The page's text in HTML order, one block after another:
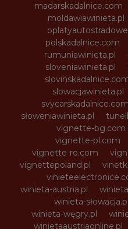
madarskadalnice.com
moldawiawinieta.pl
polskadalnice.com
rumuniawinieta.pl
sloveniawinieta.pl
slowacjawinieta.pl
svycarskadalnice.com
słoweniawinieta.pl
vignette-bg.com
vignette-pl.com
vignette-ro.com
vignettepoland.pl
winieta-austria.pl
winieta-słowacja.pl
winieta-węgry.pl
winietaaustriaonline.pl